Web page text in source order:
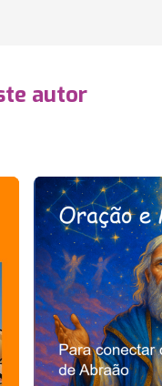
autor